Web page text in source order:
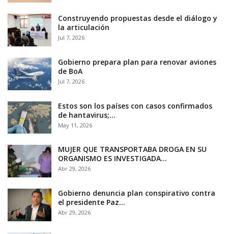
Construyendo propuestas desde el diálogo y
la articulación
Jul 7, 2026
Gobierno prepara plan para renovar aviones
de BoA
Jul 7, 2026
Estos son los países con casos confirmados
de hantavirus;…
May 11, 2026
MUJER QUE TRANSPORTABA DROGA EN SU
ORGANISMO ES INVESTIGADA…
Abr 29, 2026
Gobierno denuncia plan conspirativo contra
el presidente Paz…
Abr 29, 2026